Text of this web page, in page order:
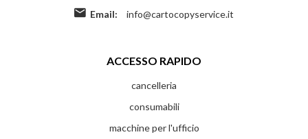
Email:
info@cartocopyservice.it
ACCESSO RAPIDO
cancelleria
consumabili
macchine per l'ufficio